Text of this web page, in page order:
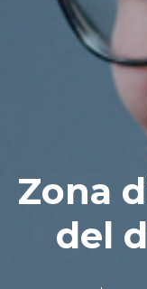
Zona
del